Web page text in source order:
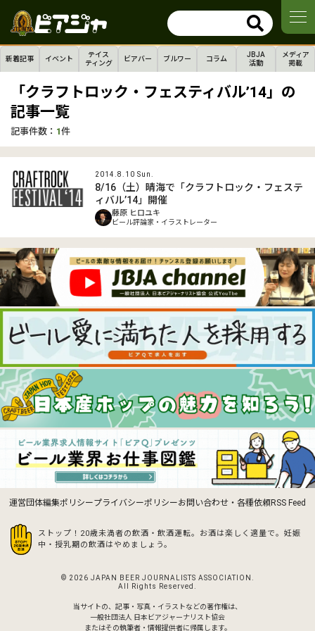
新着記事 イベント
テイス
ティング
ビアバー ブルワー コラム
JBJA
活動
メディア
掲載
「クラフトロック・フェスティバル’14」の
記事一覧
記事件数： 1件
2014.8.10 Sun.
8/16（土）晴海で「クラフトロック・フェステ
ィバル’14」開催
藤原 ヒロユキ
ビール評論家・イラストレーター
運営団体編集ポリシープライバシーポリシーお問い合わせ・各種依頼RSS Feed
ストップ！20歳未満者の飲酒・飲酒運転。お酒は楽しく適量で。 妊娠
中・授乳期の飲酒はやめましょう。
© 2026 JAPAN BEER JOURNALISTS ASSOCIATION.
All Rights Reserved.
当サイトの、記事・写真・イラストなどの著作権は、
一般社団法人 日本ビアジャーナリスト協会
またはその執筆者・情報提供者に帰属します。